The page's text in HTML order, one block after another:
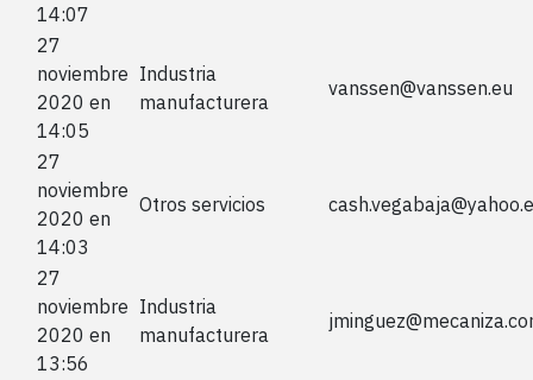
14:07
27
noviembre
2020 en
14:05
Industria
manufacturera
vanssen@vanssen.eu
27
noviembre
2020 en
14:03
Otros servicios
27
noviembre
2020 en
13:56
Industria
manufacturera